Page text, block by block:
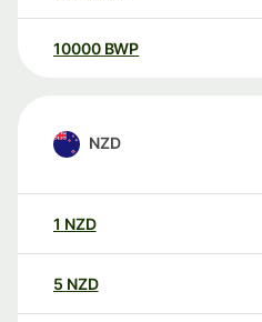
10000 BWP
NZD
1 NZD
5 NZD